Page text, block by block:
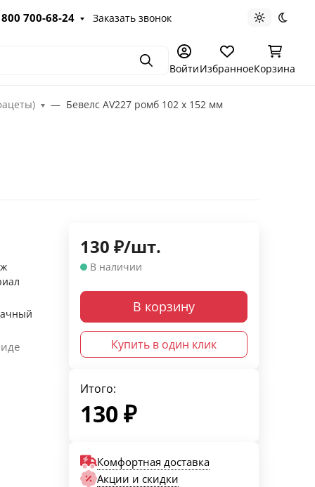
700-68-24 Заказать звонок Светлая
ПоискВойтиИзбранноеКорзина
Бевелс AV227 ромб 102 х 152 мм
130 ₽/шт.
В наличии
В корзину
Купить в один клик
Итого:
130₽
Комфортная доставка
Акции и скидки